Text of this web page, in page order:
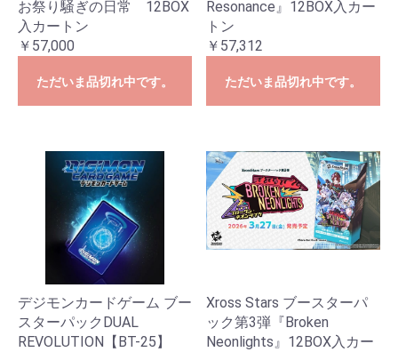
お祭り騒ぎの日常 12BOX
入カートン
￥57,000
ただいま品切れ中です。
Resonance』12BOX入カー
トン
￥57,312
ただいま品切れ中です。
デジモンカードゲーム ブー
スターパックDUAL
REVOLUTION【BT-25】
Xross Stars ブースターパ
ック第3弾『Broken
Neonlights』12BOX入カー